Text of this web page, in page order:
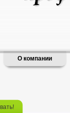
О компании